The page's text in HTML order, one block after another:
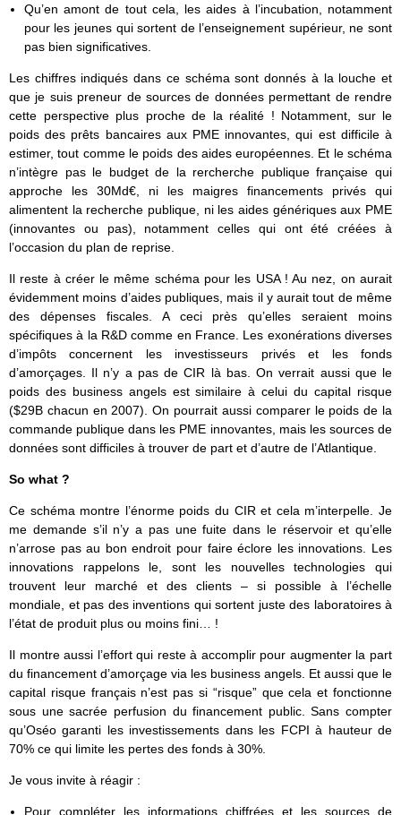
Qu’en amont de tout cela, les aides à l’incubation, notamment
pour les jeunes qui sortent de l’enseignement supérieur, ne sont
pas bien significatives.
Les chiffres indiqués dans ce schéma sont donnés à la louche et
que je suis preneur de sources de données permettant de rendre
cette perspective plus proche de la réalité ! Notamment, sur le
poids des prêts bancaires aux PME innovantes, qui est difficile à
estimer, tout comme le poids des aides européennes. Et le schéma
n’intègre pas le budget de la rercherche publique française qui
approche les 30Md€, ni les maigres financements privés qui
alimentent la recherche publique, ni les aides génériques aux PME
(innovantes ou pas), notamment celles qui ont été créées à
l’occasion du plan de reprise.
Il reste à créer le même schéma pour les USA ! Au nez, on aurait
évidemment moins d’aides publiques, mais il y aurait tout de même
des dépenses fiscales. A ceci près qu’elles seraient moins
spécifiques à la R&D comme en France. Les exonérations diverses
d’impôts concernent les investisseurs privés et les fonds
d’amorçages. Il n’y a pas de CIR là bas. On verrait aussi que le
poids des business angels est similaire à celui du capital risque
($29B chacun en 2007). On pourrait aussi comparer le poids de la
commande publique dans les PME innovantes, mais les sources de
données sont difficiles à trouver de part et d’autre de l’Atlantique.
So what ?
Ce schéma montre l’énorme poids du CIR et cela m’interpelle. Je
me demande s’il n’y a pas une fuite dans le réservoir et qu’elle
n’arrose pas au bon endroit pour faire éclore les innovations. Les
innovations rappelons le, sont les nouvelles technologies qui
trouvent leur marché et des clients – si possible à l’échelle
mondiale, et pas des inventions qui sortent juste des laboratoires à
l’état de produit plus ou moins fini… !
Il montre aussi l’effort qui reste à accomplir pour augmenter la part
du financement d’amorçage via les business angels. Et aussi que le
capital risque français n’est pas si “risque” que cela et fonctionne
sous une sacrée perfusion du financement public. Sans compter
qu’Oséo garanti les investissements dans les FCPI à hauteur de
70% ce qui limite les pertes des fonds à 30%.
Je vous invite à réagir :
Pour compléter les informations chiffrées et les sources de